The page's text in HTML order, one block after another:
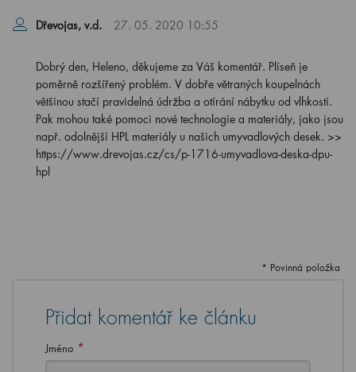
Dřevojas, v.d. 27. 05. 2020 10:55
Dobrý den, Heleno, děkujeme za Váš komentář. Plíseň je
poměrně rozšířený problém. V dobře větraných koupelnách
většinou stačí pravidelná údržba a otírání nábytku od vlhkosti.
Pak mohou také pomoci nové technologie a materiály, jako jsou
např. odolnější HPL materiály u našich umyvadlových desek. >>
https://www.drevojas.cz/cs/p-1716-umyvadlova-deska-dpu-
hpl
* Povinná položka
Přidat komentář ke článku
Jméno *